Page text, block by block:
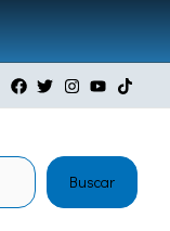
Buscar